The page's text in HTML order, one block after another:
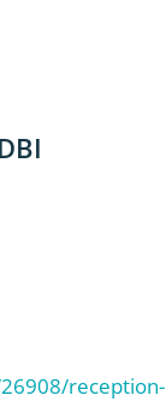
reception-